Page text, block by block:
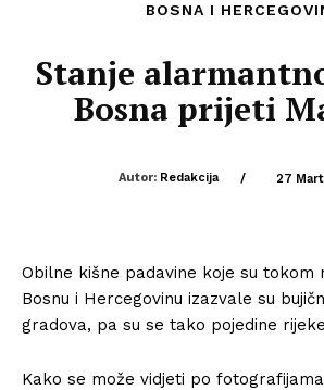
BOSNA I
Stanje
Bosna prijeti
Autor: Redakcija / 27
Obilne kišne padavine koje su tokom
Bosnu i Hercegovinu izazvale su
gradova, pa su se tako pojedine
Kako se može vidjeti po